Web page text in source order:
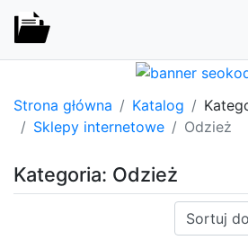
Strona główna Katalog
Sklepy internetowe
Odzież
Kategoria: Odzież
Sortuj: